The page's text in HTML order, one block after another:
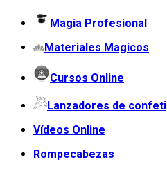
Magia Profesional
Materiales Magicos
Cursos Online
Lanzadores de confeti
Vídeos Online
Rompecabezas